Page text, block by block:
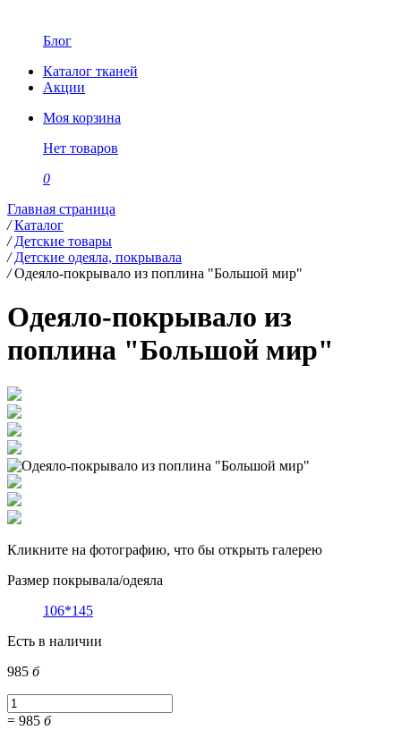
Блог
Каталог тканей
Акции
Моя корзина
Нет товаров
0
Главная страница
/ Каталог
/ Детские товары
/ Детские одеяла, покрывала
/ Одеяло-покрывало из поплина "Большой мир"
Одеяло-покрывало из
поплина "Большой мир"
Кликните на фотографию, что бы открыть галерею
Размер покрывала/одеяла
106*145
Есть в наличии
985 б
= 985 б